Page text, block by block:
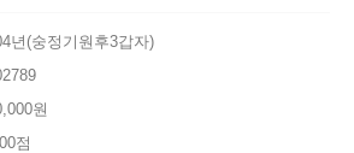
년(숭정기원후3갑자)
원
점